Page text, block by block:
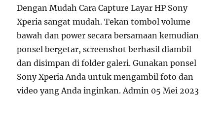
Dengan Mudah Cara Capture Layar HP Sony
Xperia sangat mudah. Tekan tombol volume
bawah dan power secara bersamaan kemudian
ponsel bergetar, screenshot berhasil diambil
dan disimpan di folder galeri. Gunakan ponsel
Sony Xperia Anda untuk mengambil foto dan
video yang Anda inginkan. Admin 05 Mei 2023